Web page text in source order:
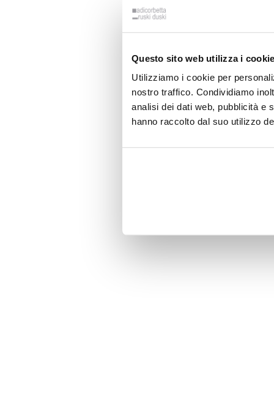
Questo sito web utilizza i
Utilizziamo i cookie per
nostro traffico. Condividiamo
analisi dei dati web, pubblicità e
hanno raccolto dal suo utilizzo